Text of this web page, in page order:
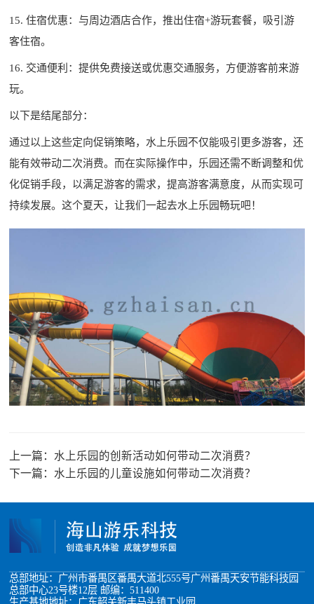
15. 住宿优惠：与周边酒店合作，推出住宿+游玩套餐，吸引游
客住宿。
16. 交通便利：提供免费接送或优惠交通服务，方便游客前来游
玩。
以下是结尾部分：
通过以上这些定向促销策略，水上乐园不仅能吸引更多游客，还
能有效带动二次消费。而在实际操作中，乐园还需不断调整和优
化促销手段，以满足游客的需求，提高游客满意度，从而实现可
持续发展。这个夏天，让我们一起去水上乐园畅玩吧！
上一篇： 水上乐园的创新活动如何带动二次消费？
下一篇： 水上乐园的儿童设施如何带动二次消费？
总部地址：广州市番禺区番禺大道北555号广州番禺天安节能科技园
总部中心23号楼12层 邮编：511400
生产基地地址：广东韶关新丰马头镇工业园